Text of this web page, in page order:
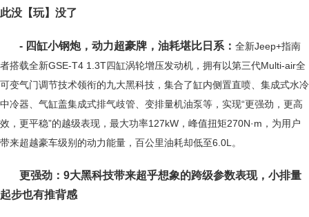
此没【玩】没了
- 四缸小钢炮，动力超豪牌，油耗堪比日系： 全新Jeep+指南
者搭载全新GSE-T4 1.3T四缸涡轮增压发动机，拥有以第三代Multi-air全
可变气门调节技术领衔的九大黑科技，集合了缸内侧置直喷、集成式水冷
中冷器、气缸盖集成式排气歧管、变排量机油泵等，实现“更强劲，更高
效，更平稳”的越级表现，最大功率127kW，峰值扭矩270N·m，为用户
带来超越豪车级别的动力能量，百公里油耗却低至6.0L。
更强劲：9大黑科技带来超乎想象的跨级参数表现，小排量
起步也有推背感